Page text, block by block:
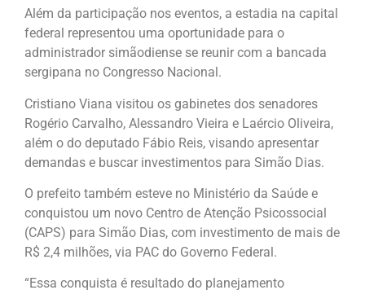
Além da participação nos eventos, a estadia na capital
federal representou uma oportunidade para o
administrador simãodiense se reunir com a bancada
sergipana no Congresso Nacional.
Cristiano Viana visitou os gabinetes dos senadores
Rogério Carvalho, Alessandro Vieira e Laércio Oliveira,
além o do deputado Fábio Reis, visando apresentar
demandas e buscar investimentos para Simão Dias.
O prefeito também esteve no Ministério da Saúde e
conquistou um novo Centro de Atenção Psicossocial
(CAPS) para Simão Dias, com investimento de mais de
R$ 2,4 milhões, via PAC do Governo Federal.
“Essa conquista é resultado do planejamento